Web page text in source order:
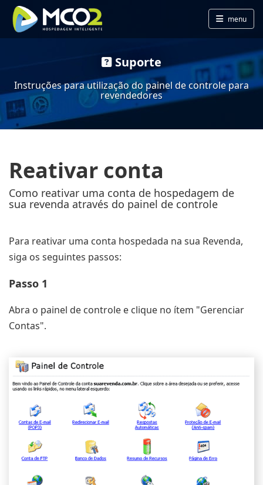
menu
Suporte
Instruções para utilização do painel de controle para
revendedores
Reativar conta
Como reativar uma conta de hospedagem de
sua revenda através do painel de controle
Para reativar uma conta hospedada na sua Revenda,
siga os seguintes passos:
Passo 1
Abra o painel de controle e clique no ítem "Gerenciar
Contas".